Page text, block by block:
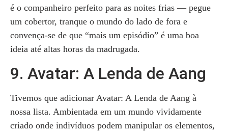
é o companheiro perfeito para as noites frias — pegue
um cobertor, tranque o mundo do lado de fora e
convença-se de que “mais um episódio” é uma boa
ideia até altas horas da madrugada.
9. Avatar: A Lenda de Aang
Tivemos que adicionar Avatar: A Lenda de Aang à
nossa lista. Ambientada em um mundo vividamente
criado onde indivíduos podem manipular os elementos,